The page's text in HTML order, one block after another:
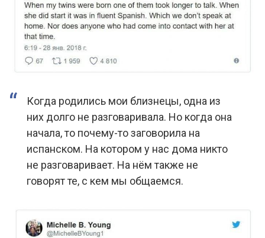
Когда родились мои близнецы, одна из
них долго не разговаривала. Но когда она
начала, то почему-то заговорила на
испанском. На котором у нас дома никто
не разговаривает. На нём также не
говорят те, с кем мы общаемся.